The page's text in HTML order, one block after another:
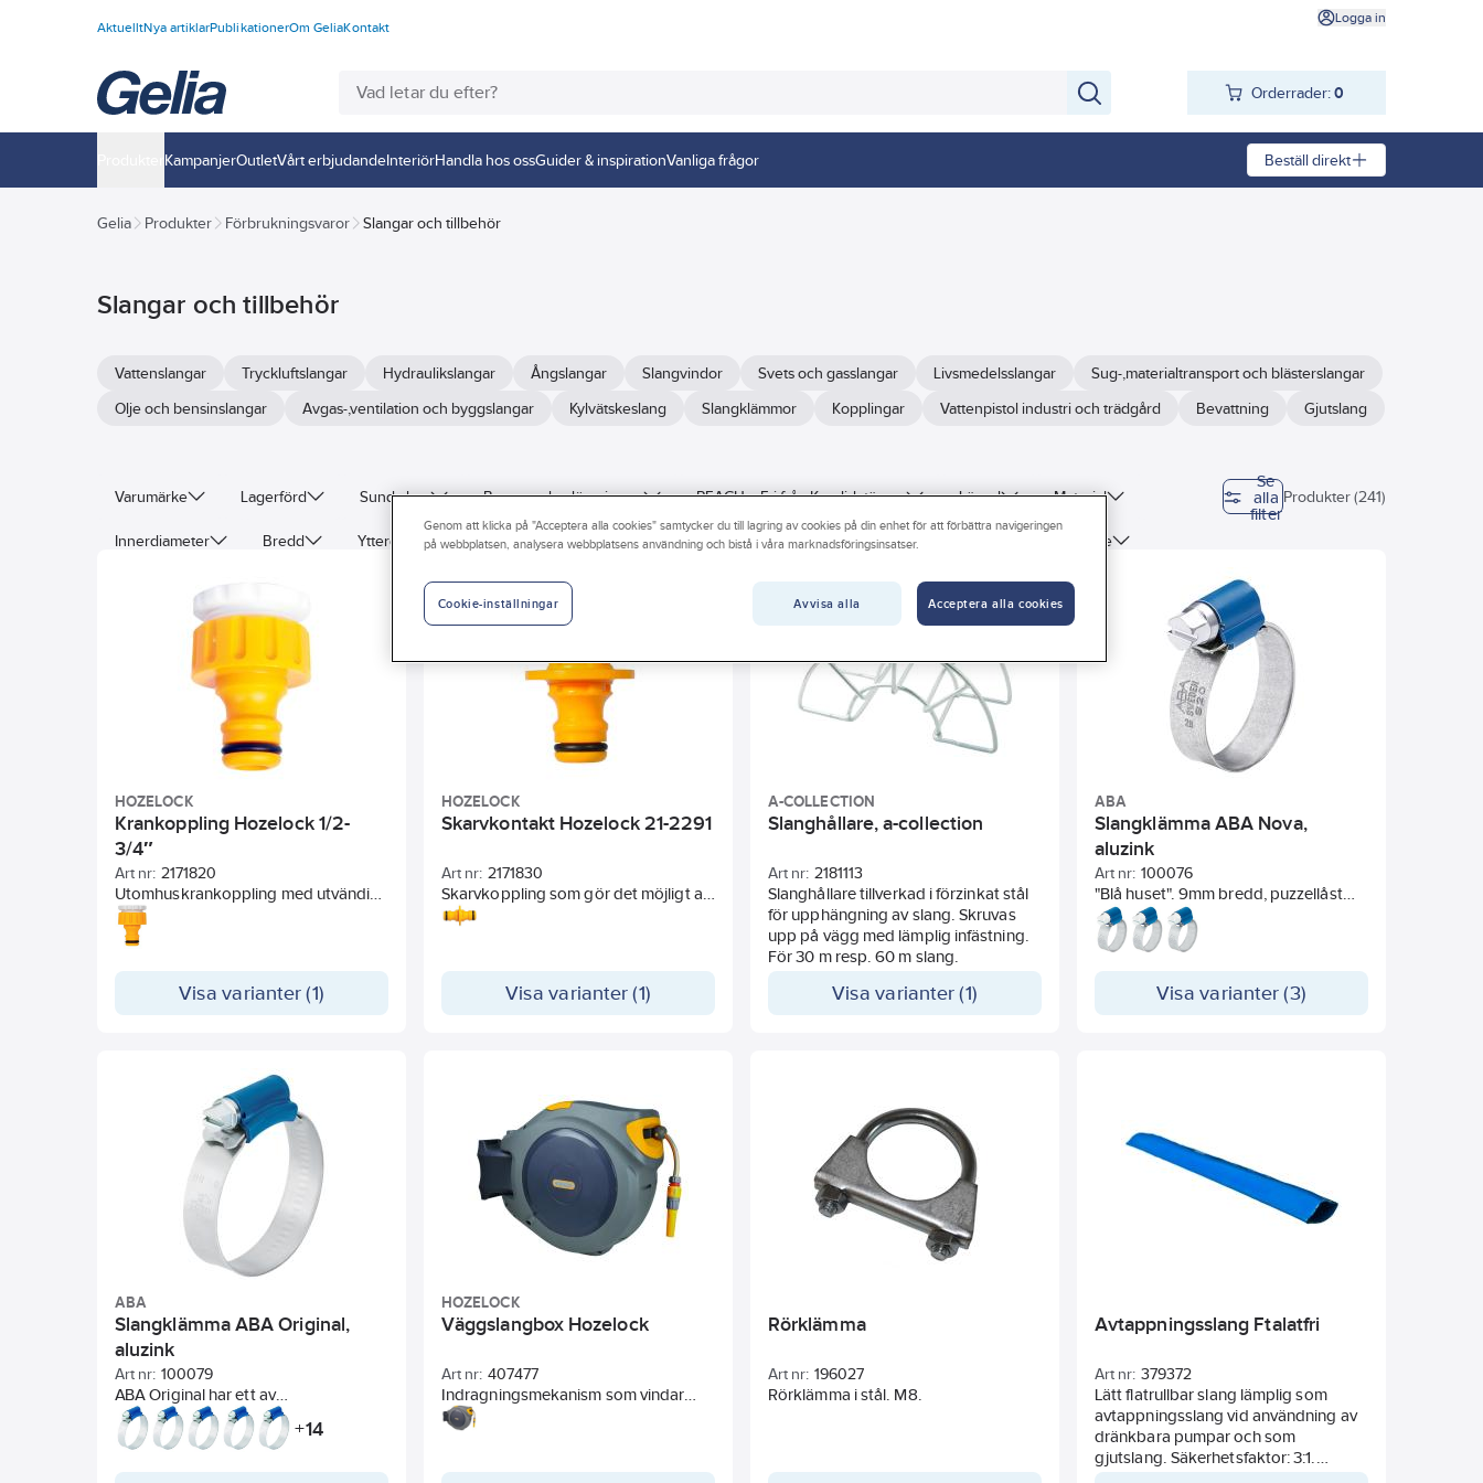
AktuelltNya artiklarPublikationerOm GeliaKontakt
Logga in
Orderrader: 0
KampanjerOutletVårt erbjudandeInteriörHandla hos ossGuider & inspirationVanliga frågor Beställ direkt
Gelia Produkter Förbrukningsvaror Slangar och tillbehör
Slangar och tillbehör
Vattenslangar Tryckluftslangar Hydraulikslangar Ångslangar Slangvindor Svets och gasslangar Livsmedelsslangar
Sug-,materialtransport och blästerslangar
Olje och bensinslangar
Avgas-,ventilation och byggslangar Kylvätskeslang Slangklämmor Kopplingar Vattenpistol industri och trädgård Bevattning Gjutslang
Varumärke Lagerförd Sunda hus Byggvarubedömningen REACH – Fri från Kandidatämne Längd Material
Innerdiameter Bredd Ytterdiamater Höjd Arbetstryck Tjocklek Flöde Vikt Modell/Utförande
Anslutningsstorlek Temperaturområde Arbetstryck Med vattenstopp
Material band
Se
alla
filter
Produkter (241)
HOZELOCK
Krankoppling Hozelock 1/2-
3/4″
Art nr: 2171820
Utomhuskrankoppling med utvändig
gänga för 1/2" och 3/4". SB-pack.
Visa varianter (1)
HOZELOCK
Skarvkontakt Hozelock 21-2291
Art nr: 2171830
Skarvkoppling som gör det möjligt att
koppla samman 2 slangar.
Visa varianter (1)
A-COLLECTION
Slanghållare, a-collection
Art nr: 2181113
Slanghållare tillverkad i förzinkat stål
för upphängning av slang. Skruvas
upp på vägg med lämplig infästning.
För 30 m resp. 60 m slang.
Visa varianter (1)
ABA
Slangklämma ABA Nova,
aluzink
Art nr: 100076
"Blå huset". 9mm bredd, puzzellåst
snäckhus. Uppvikta bandkanter och
slät bandundersida som skonar
slangen. Sexkant skruvskalle 7 mm.
Visa varianter (3)
ABA
Slangklämma ABA Original,
aluzink
Art nr: 100079
ABA Original har ett av
specialtillverkade rör helpressat och
mycket starkt snäckhus, uppvikta
+14
HOZELOCK
Väggslangbox Hozelock
Art nr: 407477
Indragningsmekanism som vindar
upp slangen sakta och prydligt.
Väggfästet gör väggvindan vridbar
Rörklämma
Art nr: 196027
Rörklämma i stål. M8.
Avtappningsslang Ftalatfri
Art nr: 379372
Lätt flatrullbar slang lämplig som
avtappningsslang vid användning av
dränkbara pumpar och som
gjutslang. Säkerhetsfaktor: 3:1.
Genom att klicka på "Acceptera alla cookies" samtycker du till lagring av cookies på din enhet för att förbättra navigeringen
på webbplatsen, analysera webbplatsens användning och bistå i våra marknadsföringsinsatser.
Avvisa alla Acceptera alla cookies
Cookie-inställningar